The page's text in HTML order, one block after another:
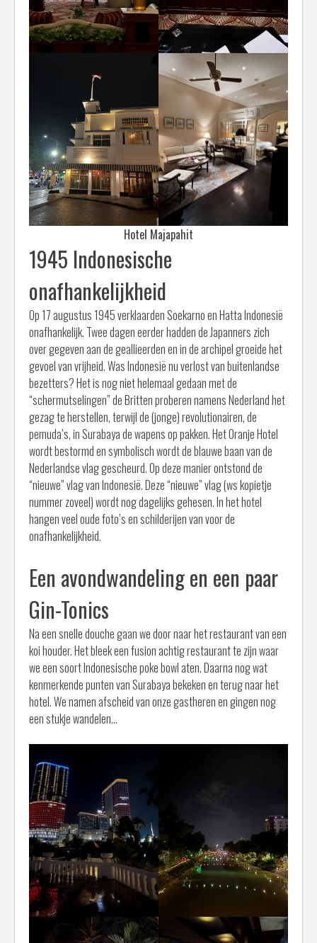
Hotel Majapahit
1945 Indonesische
onafhankelijkheid
Op 17 augustus 1945 verklaarden Soekarno en Hatta Indonesië
onafhankelijk. Twee dagen eerder hadden de Japanners zich
over gegeven aan de geallieerden en in de archipel groeide het
gevoel van vrijheid. Was Indonesië nu verlost van buitenlandse
bezetters? Het is nog niet helemaal gedaan met de
“schermutselingen” de Britten proberen namens Nederland het
gezag te herstellen, terwijl de (jonge) revolutionairen, de
pemuda’s, in Surabaya de wapens op pakken. Het Oranje Hotel
wordt bestormd en symbolisch wordt de blauwe baan van de
Nederlandse vlag gescheurd. Op deze manier ontstond de
“nieuwe” vlag van Indonesië. Deze “nieuwe” vlag (ws kopietje
nummer zoveel) wordt nog dagelijks gehesen. In het hotel
hangen veel oude foto’s en schilderijen van voor de
onafhankelijkheid.
Een avondwandeling en een paar
Gin-Tonics
Na een snelle douche gaan we door naar het restaurant van een
koi houder. Het bleek een fusion achtig restaurant te zijn waar
we een soort Indonesische poke bowl aten. Daarna nog wat
kenmerkende punten van Surabaya bekeken en terug naar het
hotel. We namen afscheid van onze gastheren en gingen nog
een stukje wandelen…